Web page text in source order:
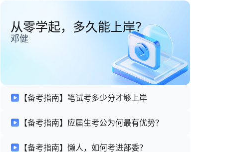
从零学起，多久能上岸？
邓健
【备考指南】笔试考多少分才够上岸
【备考指南】应届生考公为何最有优势？
【备考指南】懒人，如何考进部委？